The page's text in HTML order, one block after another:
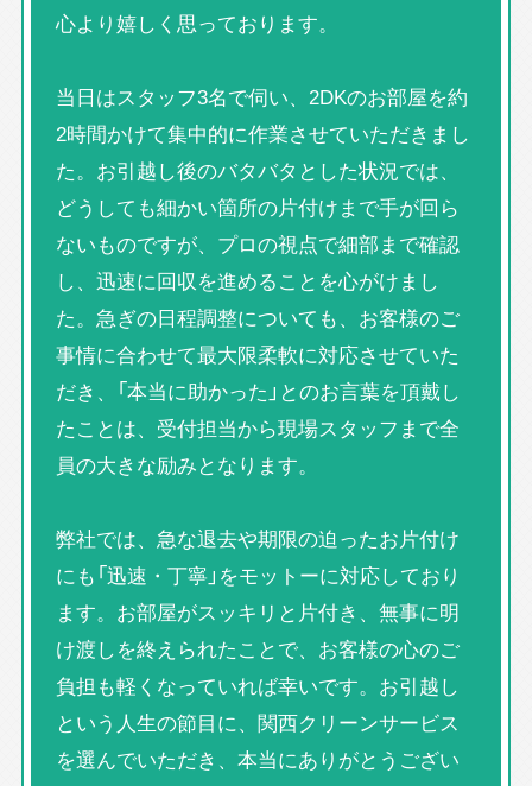
心より嬉しく思っております。
当日はスタッフ3名で伺い、2DKのお部屋を約
2時間かけて集中的に作業させていただきまし
た。お引越し後のバタバタとした状況では、
どうしても細かい箇所の片付けまで手が回ら
ないものですが、プロの視点で細部まで確認
し、迅速に回収を進めることを心がけまし
た。急ぎの日程調整についても、お客様のご
事情に合わせて最大限柔軟に対応させていた
だき、「本当に助かった」とのお言葉を頂戴し
たことは、受付担当から現場スタッフまで全
員の大きな励みとなります。
弊社では、急な退去や期限の迫ったお片付け
にも「迅速・丁寧」をモットーに対応しており
ます。お部屋がスッキリと片付き、無事に明
け渡しを終えられたことで、お客様の心のご
負担も軽くなっていれば幸いです。お引越し
という人生の節目に、関西クリーンサービス
を選んでいただき、本当にありがとうござい